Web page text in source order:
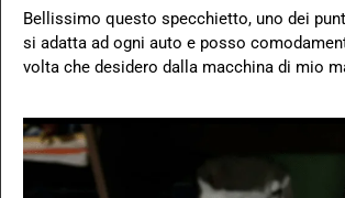
Bellissimo questo specchietto, uno dei
si adatta ad ogni auto e posso
volta che desidero dalla macchina di mio